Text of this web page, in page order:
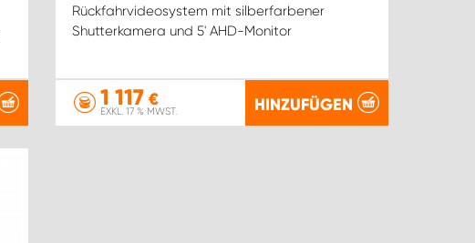
Rückfahrvideosystem mit silberfarbener
Shutterkamera und 5' AHD-Monitor
1 117 €
EXKL. 17 % MWST. HINZUFÜGEN